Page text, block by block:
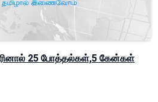
25 போத்தல்கள்,5 கேன்கள்